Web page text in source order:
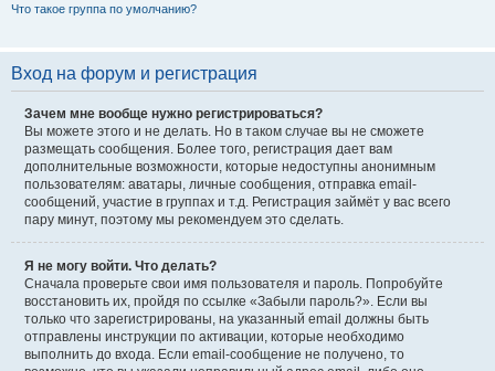
Что такое группа по умолчанию?
Вход на форум и регистрация
Зачем мне вообще нужно регистрироваться?
Вы можете этого и не делать. Но в таком случае вы не сможете
размещать сообщения. Более того, регистрация дает вам
дополнительные возможности, которые недоступны анонимным
пользователям: аватары, личные сообщения, отправка email-
сообщений, участие в группах и т.д. Регистрация займёт у вас всего
пару минут, поэтому мы рекомендуем это сделать.
Я не могу войти. Что делать?
Сначала проверьте свои имя пользователя и пароль. Попробуйте
восстановить их, пройдя по ссылке «Забыли пароль?». Если вы
только что зарегистрированы, на указанный email должны быть
отправлены инструкции по активации, которые необходимо
выполнить до входа. Если email-сообщение не получено, то